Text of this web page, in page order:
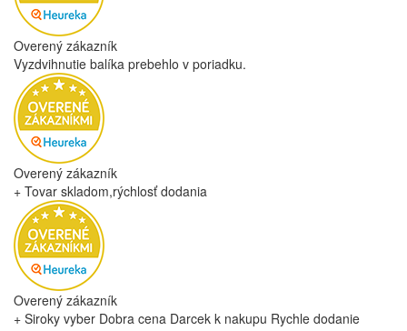
Overený zákazník
Vyzdvihnutie balíka prebehlo v poriadku.
Overený zákazník
+ Tovar skladom,rýchlosť dodania
Overený zákazník
+ Siroky vyber Dobra cena Darcek k nakupu Rychle dodanie